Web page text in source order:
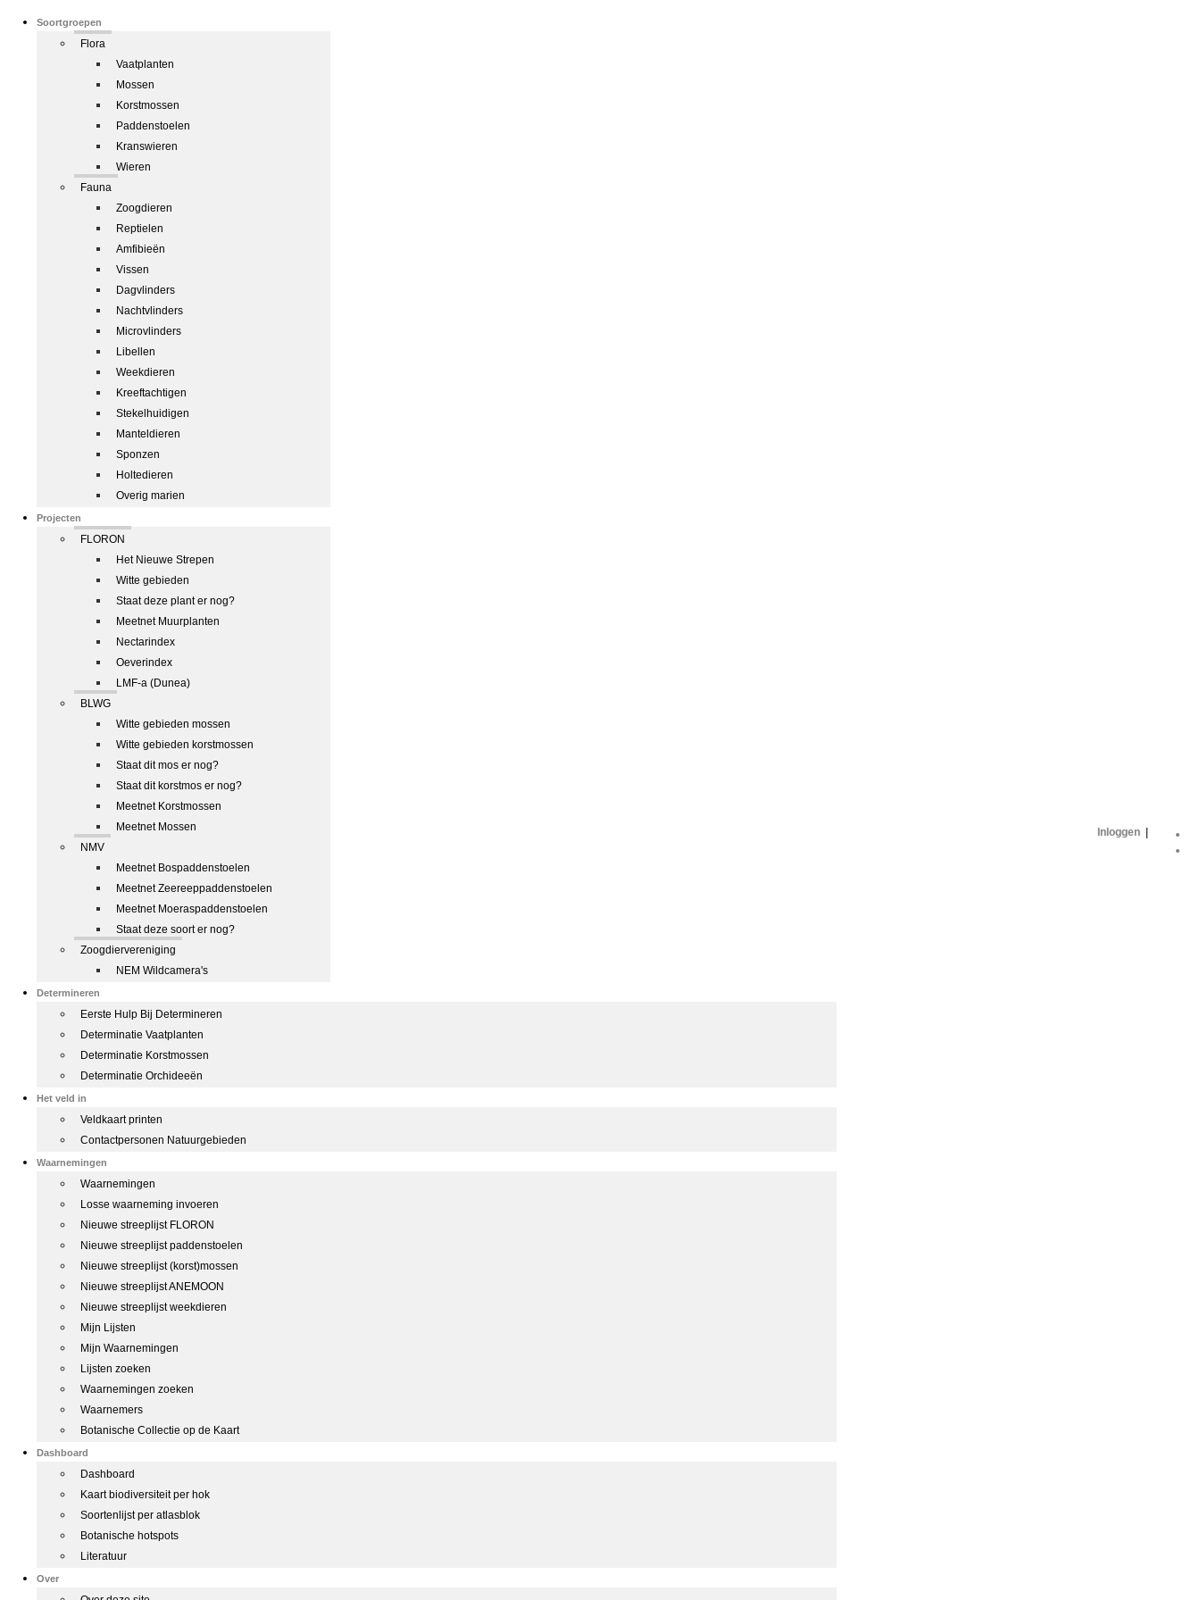
Soortgroepen
Flora
Vaatplanten
Mossen
Korstmossen
Paddenstoelen
Kranswieren
Wieren
Fauna
Zoogdieren
Reptielen
Amfibieën
Vissen
Dagvlinders
Nachtvlinders
Microvlinders
Libellen
Weekdieren
Kreeftachtigen
Stekelhuidigen
Manteldieren
Sponzen
Holtedieren
Overig marien
Projecten
FLORON
Het Nieuwe Strepen
Witte gebieden
Staat deze plant er nog?
Meetnet Muurplanten
Nectarindex
Oeverindex
LMF-a (Dunea)
BLWG
Witte gebieden mossen
Witte gebieden korstmossen
Staat dit mos er nog?
Staat dit korstmos er nog?
Meetnet Korstmossen
Meetnet Mossen
NMV
Meetnet Bospaddenstoelen
Meetnet Zeereeppaddenstoelen
Meetnet Moeraspaddenstoelen
Staat deze soort er nog?
Zoogdiervereniging
NEM Wildcamera's
Determineren
Eerste Hulp Bij Determineren
Determinatie Vaatplanten
Determinatie Korstmossen
Determinatie Orchideeën
Het veld in
Veldkaart printen
Contactpersonen Natuurgebieden
Waarnemingen
Waarnemingen
Losse waarneming invoeren
Nieuwe streeplijst FLORON
Nieuwe streeplijst paddenstoelen
Nieuwe streeplijst (korst)mossen
Nieuwe streeplijst ANEMOON
Nieuwe streeplijst weekdieren
Mijn Lijsten
Mijn Waarnemingen
Lijsten zoeken
Waarnemingen zoeken
Waarnemers
Botanische Collectie op de Kaart
Dashboard
Dashboard
Kaart biodiversiteit per hok
Soortenlijst per atlasblok
Botanische hotspots
Literatuur
Over
Inloggen